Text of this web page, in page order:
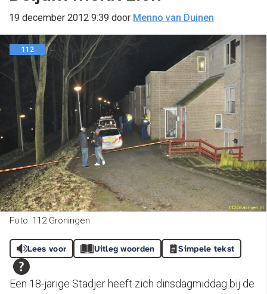
19 december 2012 9:39 door Menno van Duinen
112
Foto: 112 Groningen
Lees voor Uitleg woorden Simpele tekst
Een 18-jarige Stadjer heeft zich dinsdagmiddag bij de